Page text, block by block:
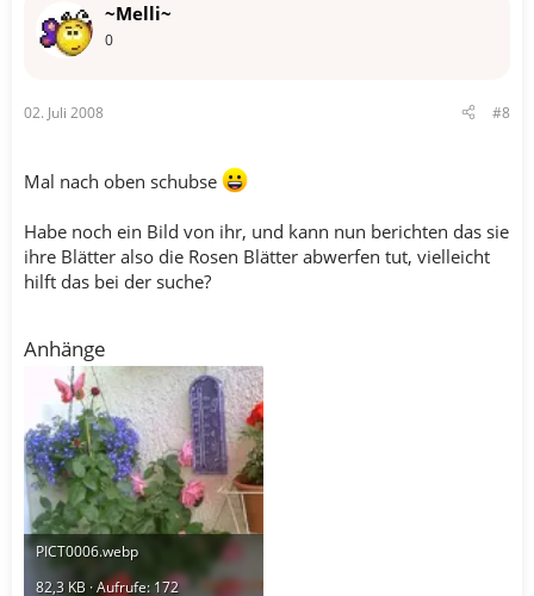
~Melli~
0
02. Juli 2008 #8
Mal nach oben schubse
Habe noch ein Bild von ihr, und kann nun berichten das sie
ihre Blätter also die Rosen Blätter abwerfen tut, vielleicht
hilft das bei der suche?
Anhänge
PICT0006.webp
82,3 KB · Aufrufe: 172